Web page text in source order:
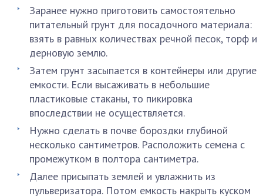
Заранее нужно приготовить самостоятельно
питательный грунт для посадочного материала:
взять в равных количествах речной песок, торф и
дерновую землю.
Затем грунт засыпается в контейнеры или другие
емкости. Если высаживать в небольшие
пластиковые стаканы, то пикировка
впоследствии не осуществляется.
Нужно сделать в почве бороздки глубиной
несколько сантиметров. Расположить семена с
промежутком в полтора сантиметра.
Далее присыпать землей и увлажнить из
пульверизатора. Потом емкость накрыть куском